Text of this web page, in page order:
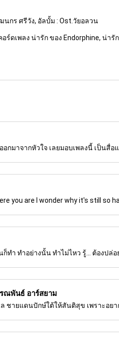
นกร ศรีวัง, อัลบั้ม : Ost.วัยอลวน
ร์ดเพลง น่ารัก ของ Endorphine, น่า
มาจากหัวใจ เลยมอบเพลงนี้ เป็นสื่อแ
you are I wonder why it's still so
ทํา ทําอย่างนั้น ทําไม่ไหว รู้... ต้องปล่
ณพันธ์ อาร์สยาม
ชายแดนปักษ์ใต้ให้สันติสุข เพราะอย